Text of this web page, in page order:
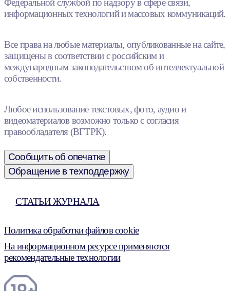
информационных технологий и массовых коммуникаций.
Все права на любые материалы, опубликованные на сайте,
защищены в соответствии с российским и
международным законодательством об интеллектуальной
собственности.
Любое использование текстовых, фото, аудио и
видеоматериалов возможно только с согласия
правообладателя (ВГТРК).
Сообщить об опечатке
Обращение в техподдержку
СТАТЬИ ЖУРНАЛА
Политика обработки файлов cookie
На информационном ресурсе применяются
рекомендательные технологии